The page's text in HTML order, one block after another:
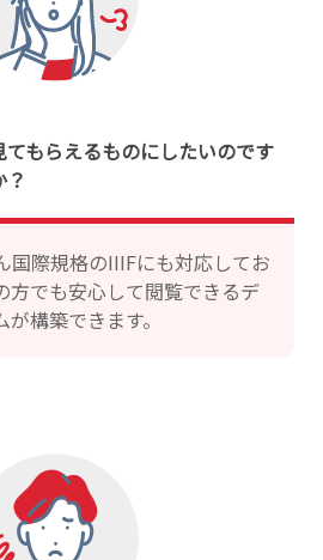
もらえるものにしたいのです
国際規格のIIIFにも対応してお
方でも安心して閲覧できるデ
構築できます。